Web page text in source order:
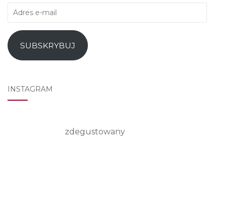
Adres
mail
SUBSKRYBUJ
INSTAGRAM
zdegustowany